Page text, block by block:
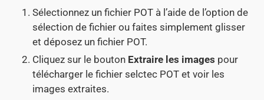
Sélectionnez un fichier POT à l’aide de l’option de
sélection de fichier ou faites simplement glisser
et déposez un fichier POT.
Cliquez sur le bouton Extraire les images pour
télécharger le fichier selctec POT et voir les
images extraites.